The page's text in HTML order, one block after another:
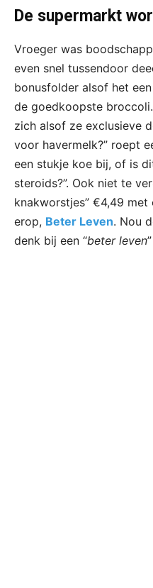
De supermarkt
Vroeger was
even snel tussendoor
bonusfolder alsof het
de goedkoopste
zich alsof ze exclusieve
voor havermelk?” roept
een stukje koe bij, of is
steroids?”. Ook niet te
knakworstjes” €4,49
erop, Beter Leven. Nou
denk bij een “beter leven